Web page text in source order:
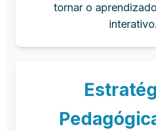
tornar o
interativo.